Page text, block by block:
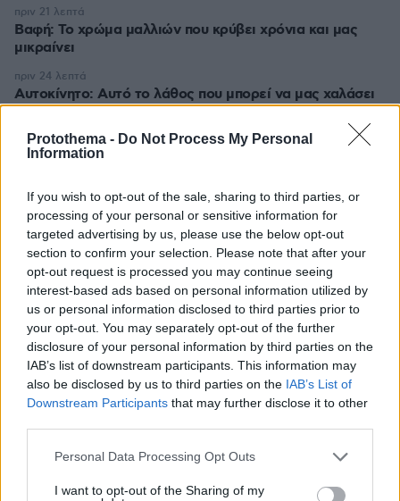
Protothema - Do Not Process My Personal
Information
If you wish to opt-out of the sale, sharing to third parties, or
processing of your personal or sensitive information for
targeted advertising by us, please use the below opt-out
section to confirm your selection. Please note that after your
opt-out request is processed you may continue seeing
interest-based ads based on personal information utilized by
us or personal information disclosed to third parties prior to
your opt-out. You may separately opt-out of the further
disclosure of your personal information by third parties on the
IAB’s list of downstream participants. This information may
also be disclosed by us to third parties on the IAB’s List of
Downstream Participants that may further disclose it to other
Please note that this website/app uses one or more Google
not limited to your visit or usage behaviour. You may click to
Personal Data Processing Opt Outs
I want to opt-out of the Sharing of my
Βαφή: Το χρώμα μαλλιών που κρύβει χρόνια και μας
μικραίνει
πριν 21 λεπτά
Αυτοκίνητο: Αυτό το λάθος που μπορεί να μας χαλάσει
τις διακοπές
πριν 24 λεπτά
Ο Τζέιμς Κάμερον φαίνεται έτοιμος να αφήσει πίσω του
αφηγηθώ
πριν 24 λεπτά
Δασκάλα χορού στις ΗΠΑ κατηγορείται για σεξουαλική
κακοποίηση δύο ανήλικων μαθητών της
πριν 25 λεπτά
ΔΕΙΤΕ ΟΛΕΣ ΤΙΣ ΕΙΔΗΣΕΙΣ
ΤΑ ΠΙΟ ΔΗΜΟΦΙΛΗ